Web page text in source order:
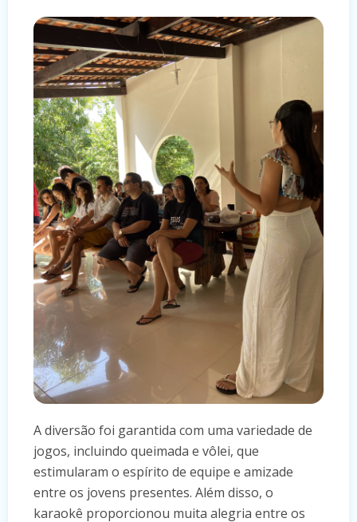
A diversão foi garantida com uma variedade de
jogos, incluindo queimada e vôlei, que
estimularam o espírito de equipe e amizade
entre os jovens presentes. Além disso, o
karaokê proporcionou muita alegria entre os